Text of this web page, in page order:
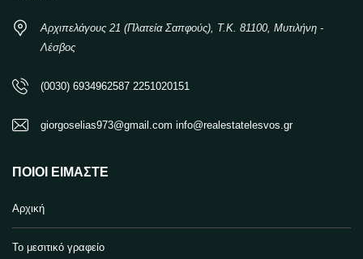
Αρχιπελάγους 21 (Πλατεία Σαπφούς), Τ.Κ. 81100, Μυτιλήνη -
Λέσβος
(0030) 6934962587 2251020151
giorgoselias973@gmail.com info@realestatelesvos.gr
ΠΟΙΟΙ ΕΊΜΑΣΤΕ
Αρχική
Το μεσιτικό γραφείο